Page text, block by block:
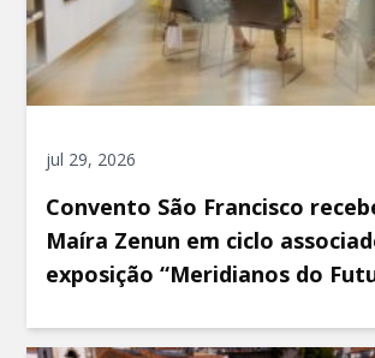
jul 29, 2026
Convento São Francisco
Maíra Zenun em ciclo
exposição “Meridianos do